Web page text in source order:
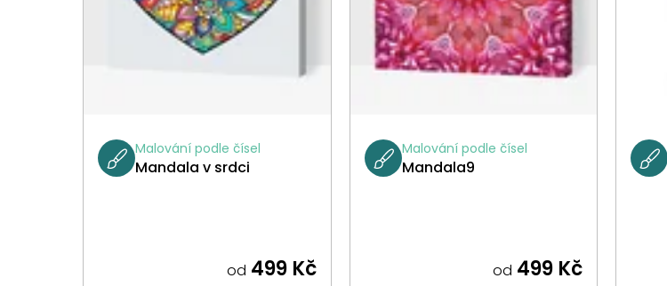
Malování podle čísel
Mandala v srdci
od 499 Kč
Malování podle čísel
Mandala9
od 499 Kč